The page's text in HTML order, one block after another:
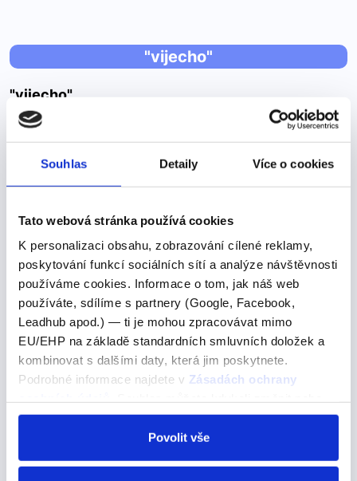
Souhlas Detaily Více o cookies
Tato webová stránka používá cookies
K personalizaci obsahu, zobrazování cílené reklamy,
poskytování funkcí sociálních sítí a analýze návštěvnosti
používáme cookies. Informace o tom, jak náš web
používáte, sdílíme s partnery (Google, Facebook,
Leadhub apod.) — ti je mohou zpracovávat mimo
EU/EHP na základě standardních smluvních doložek a
kombinovat s dalšími daty, která jim poskytnete.
Podrobné informace najdete v Zásadách ochrany
odvolat v nastavení cookies, případně se obrátit na
Povolit vše
"vijecho"
"vijecho"
Starý -->
viejo – starý,staré viejos - staří vieja – stará viejas -
Anglická tázací zájmena
Anglická tázací zájmena
Tázací zájmena v angličtině jsou nezbytnou součástí jazyka,
informace.
Tázací zájmena v angličtině jsou nezbytnou součástí
jazyka, díky kterým můžeme klást otázky a získávat
díky nim informace. Bez nich bychom se nemohli zeptat
na nic, od jména osoby až po cestu do…